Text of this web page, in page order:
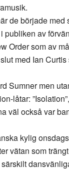
de började
publiken av
Order som av
med Ian
Sumner men
låtar:
väl också var
kylig
vätan som